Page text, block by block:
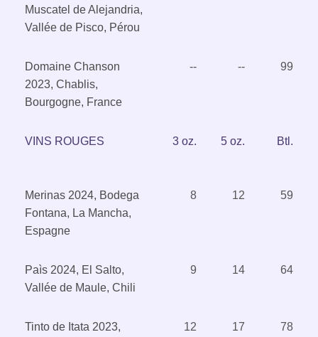
Muscatel de Alejandria,
Vallée de Pisco, Pérou
Domaine Chanson
2023, Chablis,
Bourgogne, France
-- -- 99
VINS ROUGES 3 oz. 5 oz. Btl.
Merinas 2024, Bodega
Fontana, La Mancha,
Espagne
8 12 59
Paìs 2024, El Salto,
Vallée de Maule, Chili
9 14 64
Tinto de Itata 2023,
12 17 78